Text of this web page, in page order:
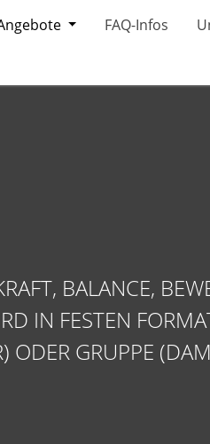
FAQ-Infos
BALANCE,
IN FESTEN
ODER GRUPPE